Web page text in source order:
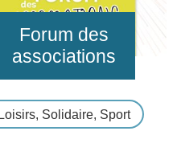
Forum des
associations
Solidaire, Sport